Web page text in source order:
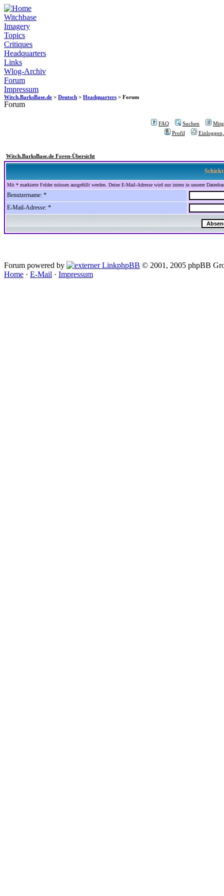
Witchbase
Imagery
Topics
Critiques
Headquarters
Links
Wlog-Archiv
Forum
Impressum
Witch.BarksBase.de > Deutsch > Headquarters > Forum
Forum
FAQ Suchen
Profil
Witch.BarksBase.de Foren-Übersicht
Mit * markierte Felder müssen ausgefüllt werden. Deine E-Mail-Adresse wird nur intern in unserer
Benutzername: *
E-Mail-Adresse: *
Forum powered by phpBB © 2001, 2005 phpBB
Home · E-Mail · Impressum